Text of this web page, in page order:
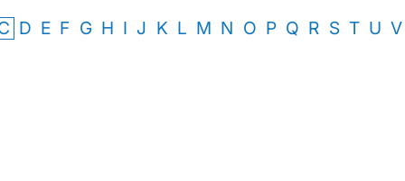
D E F G H I J K L M N O P Q R S T U V